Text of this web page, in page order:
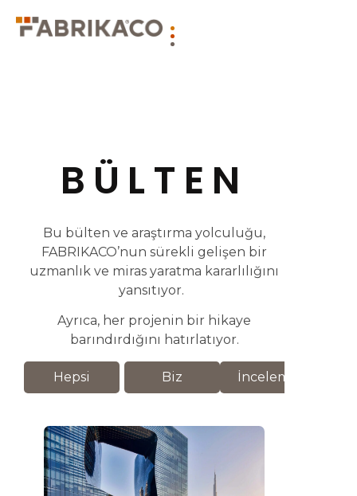
BÜLTEN
Bu bülten ve araştırma yolculuğu,
FABRIKACO’nun sürekli gelişen bir
uzmanlık ve miras yaratma kararlılığını
yansıtıyor.
Ayrıca, her projenin bir hikaye
barındırdığını hatırlatıyor.
Hepsi Biz İnceleme